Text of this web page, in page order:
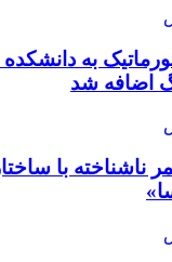
به
اضافه شد
با